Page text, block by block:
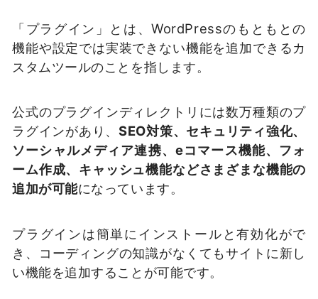
「プラグイン」とは、WordPressのもともとの
機能や設定では実装できない機能を追加できるカ
スタムツールのことを指します。
公式のプラグインディレクトリには数万種類のプ
ラグインがあり、SEO対策、セキュリティ強化、
ソーシャルメディア連携、eコマース機能、フォ
ーム作成、キャッシュ機能などさまざまな機能の
追加が可能になっています。
プラグインは簡単にインストールと有効化がで
き、コーディングの知識がなくてもサイトに新し
い機能を追加することが可能です。